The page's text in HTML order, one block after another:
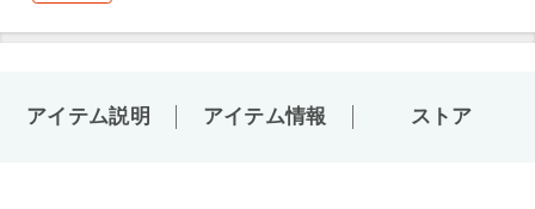
アイテム説明 アイテム情報 ストア